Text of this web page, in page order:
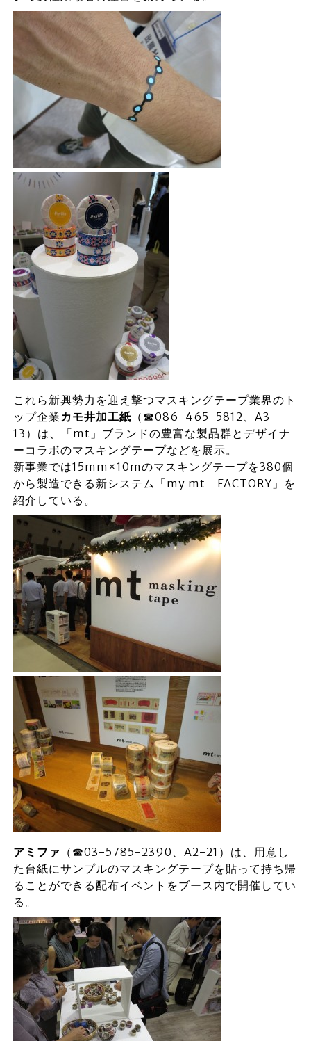
これら新興勢力を迎え撃つマスキングテープ業界のト
ップ企業カモ井加工紙 （☎086-465-5812、A3-
13）は、「mt」ブランドの豊富な製品群とデザイナ
ーコラボのマスキングテープなどを展示。
新事業では15mm×10mのマスキングテープを380個
から製造できる新システム「my mt FACTORY」を
紹介している。
アミファ （☎03-5785-2390、A2-21）は、用意し
た台紙にサンプルのマスキングテープを貼って持ち帰
ることができる配布イベントをブース内で開催してい
る。